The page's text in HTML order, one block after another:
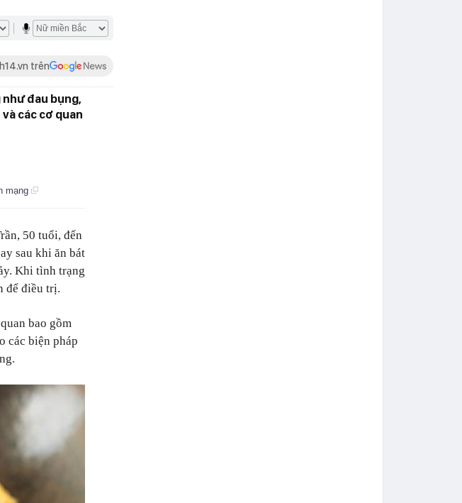
trên
đau bụng,
các cơ quan
mạng
50 tuổi, đến
sau khi ăn bát
Khi tình trạng
để điều trị.
bao gồm
các biện pháp